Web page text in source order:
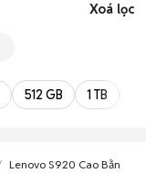
Xoá lọc
512 GB 1 TB
Lenovo S920 Cao Bằng